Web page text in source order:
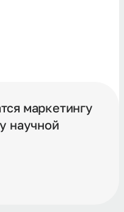
маркетингу
научной